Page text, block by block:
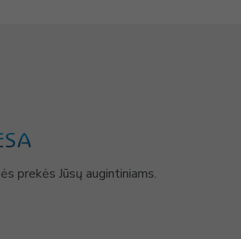
prekės Jūsų augintiniams.